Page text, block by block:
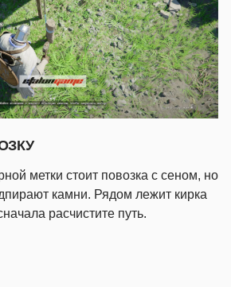
метки стоит повозка с сеном, но
камни. Рядом лежит кирка
расчистите путь.